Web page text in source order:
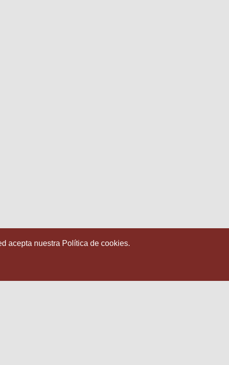
acepta nuestra Política de cookies.